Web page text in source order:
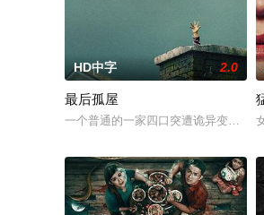
HD中字 2.0
最后孤屋
一个普通的一家四口突遭诡异变故，